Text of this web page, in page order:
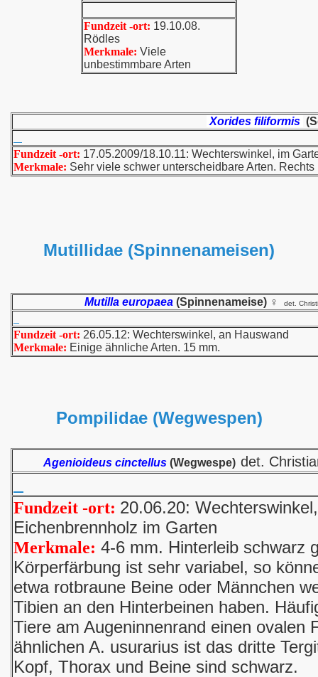
Fundzeit -ort: 19.10.08.
Rödles
Merkmale: Viele
unbestimmbare Arten
Xorides filiformis
Fundzeit -ort: 17.05.2009/18.10.11: Wechterswinkel, im
Merkmale: Sehr viele schwer unterscheidbare Arten.
Mutillidae (Spinnenameisen)
Mutilla europaea (Spinnenameise) ♀ det.
Fundzeit -ort: 26.05.12: Wechterswinkel, an Hauswand
Merkmale: Einige ähnliche Arten. 15 mm.
Pompilidae (Wegwespen)
Agenioideus cinctellus(Wegwespe) det.
Fundzeit -ort: 20.06.20:
Eichenbrennholz im Garten
Merkmale: 4-6 mm. Hinterleib schwarz
Körperfärbung ist sehr variabel, so
etwa rotbraune Beine oder Männchen
Tibien an den Hinterbeinen haben.
Tiere am Augeninnenrand einen ovalen
ähnlichen A. usurarius ist das dritte
Kopf, Thorax und Beine sind schwarz.